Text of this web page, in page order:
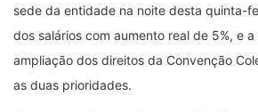
sede da entidade na noite desta quinta-
dos salários com aumento real de 5%, e
ampliação dos direitos da Convenção
as duas prioridades.